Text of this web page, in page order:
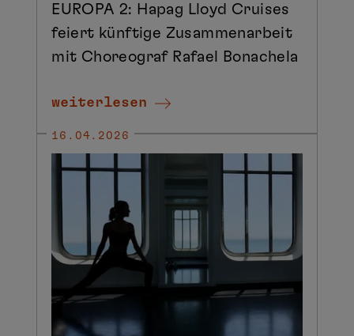
EUROPA 2: Hapag Lloyd Cruises
feiert künftige Zusammenarbeit
mit Choreograf Rafael Bonachela
weiterlesen
16.04.2026